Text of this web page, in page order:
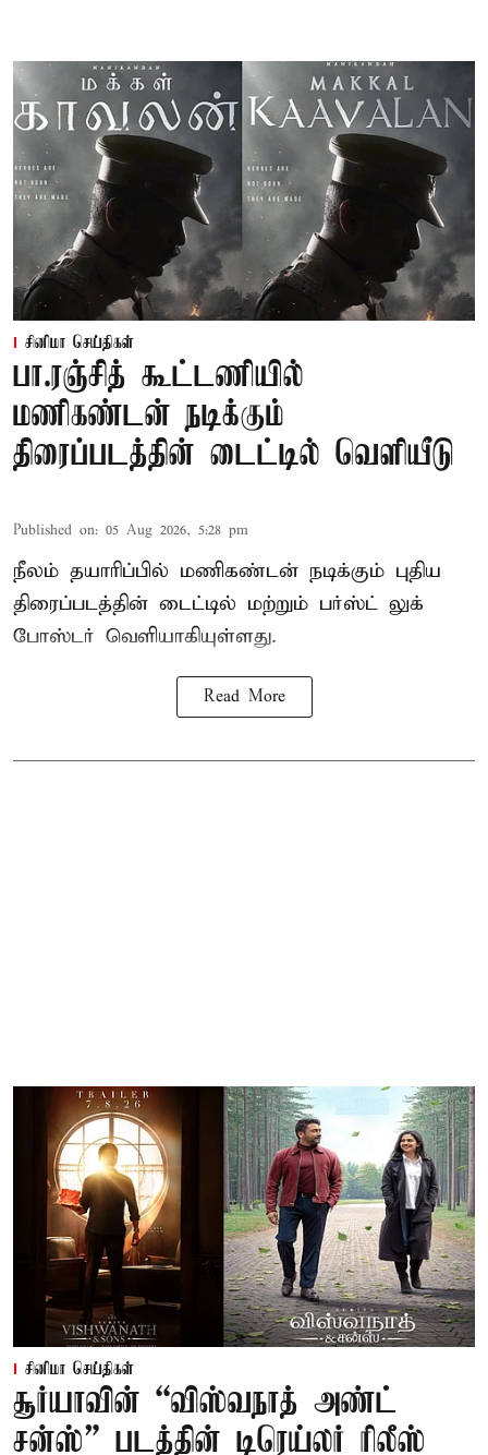
சினிமா செய்திகள்
பா.ரஞ்சித் கூட்டணியில்
மணிகண்டன் நடிக்கும்
திரைப்படத்தின் டைட்டில் வெளியீடு
Published on: 05 Aug 2026, 5:28 pm
நீலம் தயாரிப்பில் மணிகண்டன் நடிக்கும் புதிய
திரைப்படத்தின் டைட்டில் மற்றும் பர்ஸ்ட் லுக்
போஸ்டர் வெளியாகியுள்ளது.
Read More
சினிமா செய்திகள்
சூர்யாவின் “விஸ்வநாத் அண்ட்
சன்ஸ்” படத்தின் டிரெய்லர் ரிலீஸ்